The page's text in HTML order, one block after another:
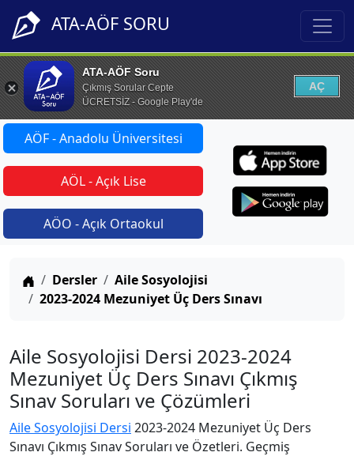
ATA-AÖF SORU
ATA-AÖF Soru
Çıkmış Sorular Cepte
ÜCRETSİZ - Google Play'de
AÇ
AÖF - Anadolu Üniversitesi
AÖL - Açık Lise
AÖO - Açık Ortaokul
Anasayfa
Dersler
Aile Sosyolojisi
2023-2024 Mezuniyet Üç Ders Sınavı
Aile Sosyolojisi Dersi 2023-2024
Mezuniyet Üç Ders Sınavı Çıkmış
Sınav Soruları ve Çözümleri
Aile Sosyolojisi Dersi 2023-2024 Mezuniyet Üç Ders
Sınavı Çıkmış Sınav Soruları ve Özetleri. Geçmiş